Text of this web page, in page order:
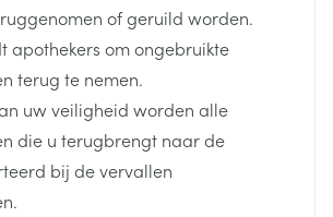
tamsulosine hydrochloride
Kamertemperatuur (15°C - 25°C)
of geruild worden.
apothekers om ongebruikte
terug te nemen.
uw veiligheid worden alle
die u terugbrengt naar de
bij de vervallen